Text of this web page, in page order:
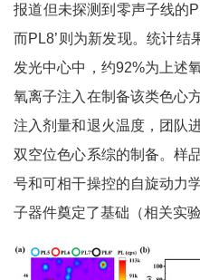
报道但未探测到零声子线的
而PL8’则为新发现。统计结
发光中心中，约92%为上述
氧离子注入在制备该类色心
注入剂量和退火温度，团队
双空位色心系综的制备。样
号和可相干操控的自旋动力
子器件奠定了基础（相关实